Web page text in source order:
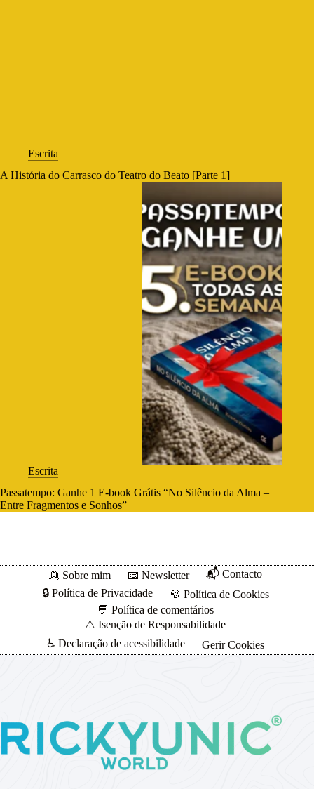
Escrita
A História do Carrasco do Teatro do Beato [Parte 1]
Escrita
Passatempo: Ganhe 1 E-book Grátis “No Silêncio da Alma –
Entre Fragmentos e Sonhos”
👱 Sobre mim 📧 Newsletter
📬 Contacto
🔒 Política de Privacidade
🍪 Política de Cookies
💬 Política de comentários
⚠️ Isenção de Responsabilidade
♿ Declaração de acessibilidade
Gerir Cookies